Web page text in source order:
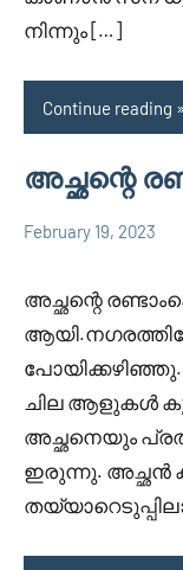
നിന്നും […]
Continue reading
അച്ഛന്റെ
Uncategorized
February 19, 2023
അച്ഛന്റെ
ചില ആളുകൾ കൂടി
അച്ഛനെയും
ഇരുന്നു. അച്ഛൻ